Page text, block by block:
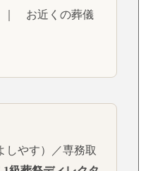
お近くの葬儀
しやす）／専務取